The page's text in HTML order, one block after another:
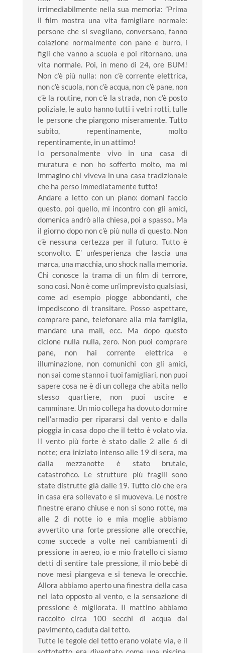
irrimediabilmente nella sua memoria: ”Prima
il film mostra una vita famigliare normale:
persone che si svegliano, conversano, fanno
colazione normalmente con pane e burro, i
figli che vanno a scuola e poi ritornano, una
vita normale. Poi, in meno di 24, ore BUM!
Non c’è più nulla: non c’è corrente elettrica,
non c’è scuola, non c’è acqua, non c’è pane, non
c’è la routine, non c’è la strada, non c’è posto
poliziale, le auto hanno tutti i vetri rotti, tulle
le persone che piangono miseramente. Tutto
subito, repentinamente, molto
repentinamente, in un attimo!
Io personalmente vivo in una casa di
muratura e non ho sofferto molto, ma mi
immagino chi viveva in una casa tradizionale
che ha perso immediatamente tutto!
Andare a letto con un piano: domani faccio
questo, poi quello, mi incontro con gli amici,
domenica andrò alla chiesa, poi a spasso.. Ma
il giorno dopo non c’è più nulla di questo. Non
c’è nessuna certezza per il futuro. Tutto è
sconvolto. E’ un’esperienza che lascia una
marca, una macchia, uno shock nalla memoria.
Chi conosce la trama di un film di terrore,
sono così. Non è come un’imprevisto qualsiasi,
come ad esempio piogge abbondanti, che
impediscono di transitare. Posso aspettare,
comprare pane, telefonare alla mia famiglia,
mandare una mail, ecc. Ma dopo questo
ciclone nulla nulla, zero. Non puoi comprare
pane, non hai corrente elettrica e
illuminazione, non comunichi con gli amici,
non sai come stanno i tuoi famigliari, non puoi
sapere cosa ne è di un collega che abita nello
stesso quartiere, non puoi uscire e
camminare. Un mio collega ha dovuto dormire
nell’armadio per ripararsi dal vento e dalla
pioggia in casa dopo che il tetto è volato via.
Il vento più forte è stato dalle 2 alle 6 di
notte; era iniziato intenso alle 19 di sera, ma
dalla mezzanotte è stato brutale,
catastrofico. Le strutture più fragili sono
state distrutte già dalle 19. Tutto ciò che era
in casa era sollevato e si muoveva. Le nostre
finestre erano chiuse e non si sono rotte, ma
alle 2 di notte io e mia moglie abbiamo
avvertito una forte pressione alle orecchie,
come succede a volte nei cambiamenti di
pressione in aereo, io e mio fratello ci siamo
detti di sentire tale pressione, il mio bebè di
nove mesi piangeva e si teneva le orecchie.
Allora abbiamo aperto una finestra della casa
nel lato opposto al vento, e la sensazione di
pressione è migliorata. Il mattino abbiamo
raccolto circa 100 secchi di acqua dal
pavimento, caduta dal tetto.
Tutte le tegole del tetto erano volate via, e il